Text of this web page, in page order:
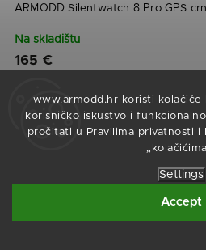
www.armodd.hr koristi kolačiće
korisničko iskustvo i
pročitati u Pravilima privatnosti i
Settings
Accept
ARMODD Silentwatch 8 Pro GPS
Na skladištu
165 €